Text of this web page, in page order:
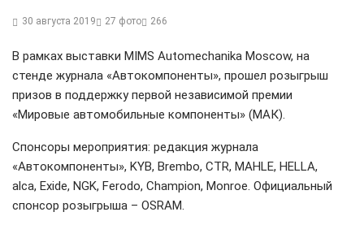
30 августа 2019 27 фото 266
В рамках выставки MIMS Automechanika Moscow, на
стенде журнала «Автокомпоненты», прошел розыгрыш
призов в поддержку первой независимой премии
«Мировые автомобильные компоненты» (МАК).
Спонсоры мероприятия: редакция журнала
«Автокомпоненты», KYB, Brembo, CTR, MAHLE, HELLA,
alca, Exide, NGK, Ferodo, Champion, Monroe. Официальный
спонсор розыгрыша – OSRAM.